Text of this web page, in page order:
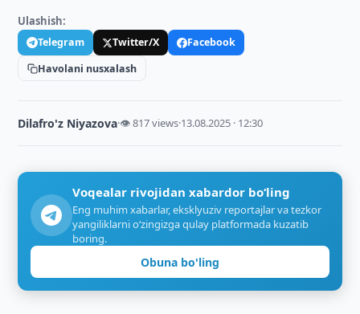
Ulashish:
Telegram Twitter/X
Facebook
Havolani nusxalash
Dilafro'z Niyazova·👁 817 views·13.08.2025 · 12:30
Voqealar rivojidan xabardor bo‘ling
Eng muhim xabarlar, eksklyuziv reportajlar va tezkor
yangiliklarni o‘zingizga qulay platformada kuzatib
boring.
Obuna bo'ling